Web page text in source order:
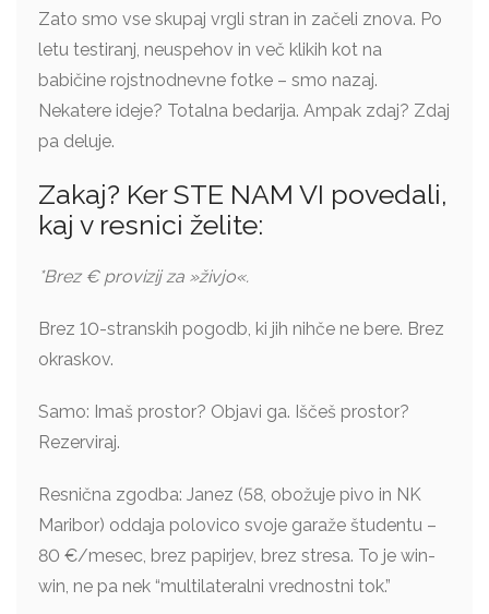
Zato smo vse skupaj vrgli stran in začeli znova. Po
letu testiranj, neuspehov in več klikih kot na
babičine rojstnodnevne fotke – smo nazaj.
Nekatere ideje? Totalna bedarija. Ampak zdaj? Zdaj
pa deluje.
Zakaj? Ker STE NAM VI povedali,
kaj v resnici želite:
*Brez € provizij za »živjo«.
Brez 10-stranskih pogodb, ki jih nihče ne bere. Brez
okraskov.
Samo: Imaš prostor? Objavi ga. Iščeš prostor?
Rezerviraj.
Resnična zgodba: Janez (58, obožuje pivo in NK
Maribor) oddaja polovico svoje garaže študentu –
80 €/mesec, brez papirjev, brez stresa. To je win-
win, ne pa nek “multilateralni vrednostni tok.”